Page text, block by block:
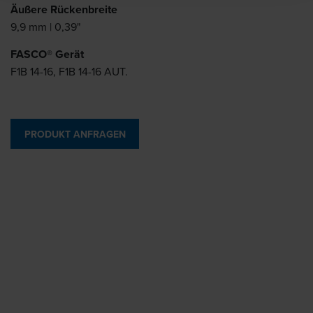
Äußere Rückenbreite
9,9 mm | 0,39"
FASCO® Gerät
F1B 14-16, F1B 14-16 AUT.
PRODUKT ANFRAGEN